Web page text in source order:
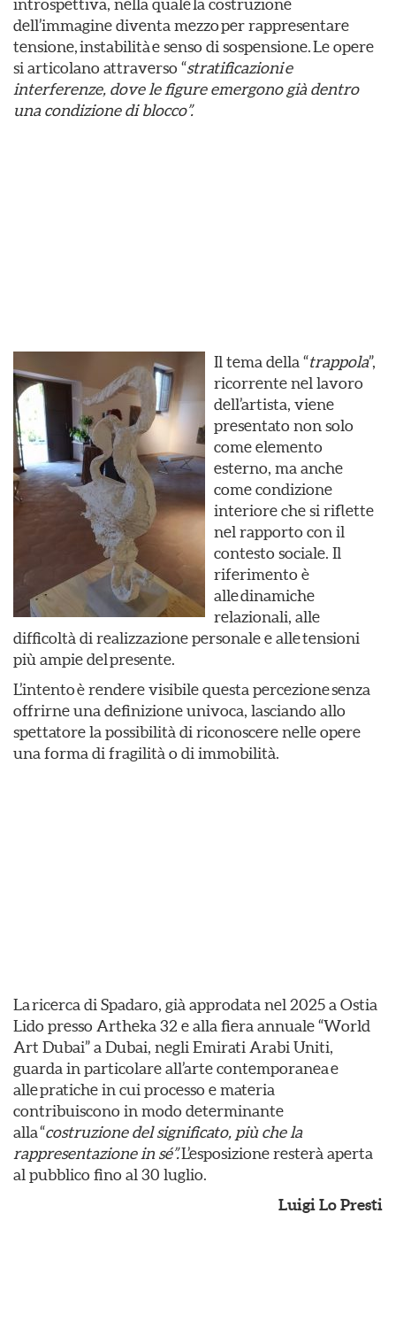
introspettiva, nella quale la costruzione
dell’immagine diventa mezzo per rappresentare
tensione, instabilità e senso di sospensione. Le opere
si articolano attraverso “stratificazionie
interferenze, dove le figureemergono già dentro
una condizione di blocco”.
Il tema della “trappola”,
ricorrente nel lavoro
dell’artista, viene
presentato non solo
come elemento
esterno, ma anche
come condizione
interiore che si riflette
nel rapporto con il
contesto sociale. Il
riferimento è
alle dinamiche
relazionali, alle
difficoltà di realizzazione personale e alle tensioni
più ampie del presente.
L’intento è rendere visibile questa percezione senza
offrirne una definizione univoca, lasciando allo
spettatore la possibilità di riconoscere nelle opere
una forma di fragilità o di immobilità.
La ricerca di Spadaro, già approdata nel 2025 a Ostia
Lido presso Artheka 32 e alla fiera annuale “World
Art Dubai” a Dubai, negli Emirati Arabi Uniti,
guarda in particolare all’arte contemporanea e
alle pratiche in cui processo e materia
contribuiscono in modo determinante
alla “costruzione del significato, più che la
rappresentazione in sé”.L’esposizione resterà aperta
al pubblico fino al 30 luglio.
Luigi Lo Presti